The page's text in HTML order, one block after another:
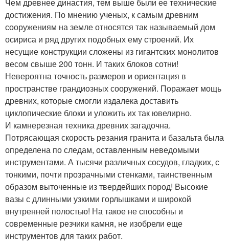
достижения. По мнению ученых, к самым древним
сооружениям на земле относятся так называемый дом
осириса и ряд других подобных ему строений. Их
несущие конструкции сложены из гигантских монолитов
весом свыше 200 тонн. И таких блоков сотни!
Невероятна точность размеров и ориентация в
пространстве грандиозных сооружений. Поражает мощь
древних, которые смогли издалека доставить
циклопические блоки и уложить их так ювелирно.
И камнерезная техника древних загадочна.
Потрясающая скорость резания гранита и базальта была
определена по следам, оставленным неведомыми
инструментами. А тысячи различных сосудов, гладких, с
тонкими, почти прозрачными стенками, таинственным
образом выточенные из твердейших пород! Высокие
вазы с длинными узкими горлышками и широкой
внутренней полостью! На такое не способны и
современные резчики камня, не изобрели еще
инструментов для таких работ.